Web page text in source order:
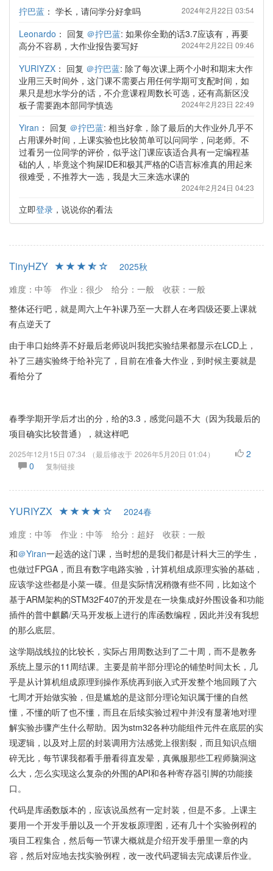
拧巴蓝 ： 学长，请问学分好拿吗 2024年2月22日 03:54
Leonardo ： 回复 ＠拧巴蓝: 如果你全勤的话3.7应该有，再要
高分不容易，大作业报告要写好
2024年2月22日 09:46
YURIYZX ： 回复 ＠拧巴蓝: 除了每次课上两个小时和期末大作
业用三天时间外，这门课不需要占用任何学期可支配时间，如
果只是想水学分的话，不介意课程周数长可选，还有高新区没
板子需要跑本部同学慎选
2024年2月23日 22:49
Yiran ： 回复 ＠拧巴蓝: 相当好拿，除了最后的大作业外几乎不
占用课外时间，上课实验也比较简单可以问同学，问老师。不
过看另一位同学的评价，似乎这门课应该适合具有一定编程基
础的人，毕竟这个狗屎IDE和极其严格的C语言标准真的用起来
很难受，不推荐大一选，我是大三来选水课的
2024年2月24日 04:23
立即登录 ，说说你的看法
TinyHZY
2025秋
难度：中等
作业：很少 给分：一般
收获：一般
整体还行吧，就是周六上午补课乃至一大群人在考四级还要上课就
有点逆天了
由于串口始终弄不好最后老师说叫我把实验结果都显示在LCD上，
补了三趟实验终于给补完了，目前在准备大作业，到时候主要就是
看给分了
春季学期开学后才出的分，给的3.3，感觉问题不大（因为我最后的
项目确实比较普通），就这样吧
2025年12月15日 07:34 （最后修改于 2026年5月20日 01:04）
2
0
复制链接
YURIYZX
2024春
难度：中等
作业：中等 给分：超好
收获：一般
和＠Yiran一起选的这门课，当时想的是我们都是计科大三的学生，
也做过FPGA，而且有数字电路实验，计算机组成原理实验的基础，
应该学这些都是小菜一碟。但是实际情况稍微有些不同，比如这个
基于ARM架构的STM32F407的开发是在一块集成好外围设备和功能
插件的普中麒麟/天马开发板上进行的库函数编程，因此并没有我想
的那么底层。
这学期战线拉的比较长，实际占用周数达到了二十周，而不是教务
系统上显示的11周结课。主要是前半部分理论的铺垫时间太长，几
乎是从计算机组成原理到操作系统再到嵌入式开发整个地回顾了六
七周才开始做实验，但是尴尬的是这部分理论知识属于懂的自然
懂，不懂的听了也不懂，而且在后续实验过程中并没有显著地对理
解实验步骤产生什么帮助。因为stm32各种功能组件元件在底层的实
现逻辑，以及对上层的封装调用方法感觉上很割裂，而且知识点细
碎无比，每节课我都看手册看得直发晕，真佩服那些工程师脑洞这
么大，怎么实现这么复杂的外围的API和各种寄存器引脚的功能接
口。
代码是库函数版本的，应该说虽然有一定封装，但是不多。上课主
要用一个开发手册以及一个开发板原理图，还有几十个实验例程的
项目工程集合，然后每一节课大概就是介绍开发手册里一章的内
容，然后对应地去找实验例程，改一改代码逻辑去完成课后作业。